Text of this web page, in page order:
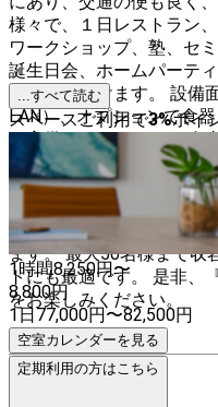
様々で、１日レストラン
ワークショップ、塾、セ
誕生日会、ホームパーテ
利用いただけます。 設備面も充実しており、Wi-Fi（無線
LAN）、オプションで食
も完備しております。 自
ティングやレイアウトの変更も可
家イタリアンカフェとい
のぬくもりを感じられる
っぷりと入り、心地よい
ます。 最大50名様まで収容可能なので、大人数でのイベン
トにも最適です。 是非、『千駄木露地』で素敵なイベント
をお楽しみください。
...すべて読む
スペースご利用で3%ポイ
1時間8,250円〜
8,800円
1日77,000円〜82,500円
空室カレンダーを見る
定期利用の方はこちら